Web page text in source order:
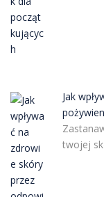
Jak
twojej